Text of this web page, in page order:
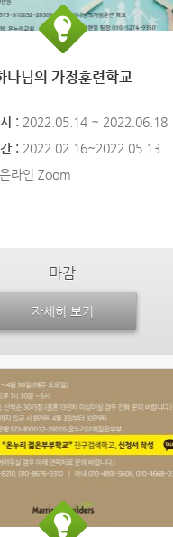
나님의 가정훈련학교
: 2022.05.14 ~ 2022.06.18
: 2022.02.16~2022.05.13
온라인 Zoom
마감
자세히 보기